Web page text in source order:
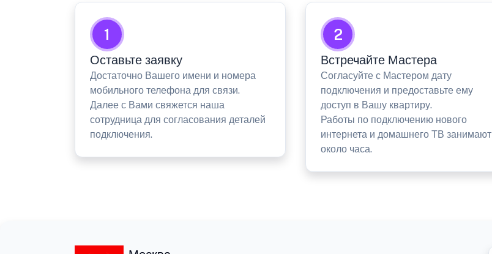
1
Оставьте заявку
Достаточно Вашего имени и номера
мобильного телефона для связи.
Далее с Вами свяжется наша
сотрудница для согласования деталей
подключения.
2
Встречайте Мастера
Согласуйте с Мастером дату
подключения и предоставьте ему
доступ в Вашу квартиру.
Работы по подключению нового
интернета и домашнего ТВ занимают
около часа.